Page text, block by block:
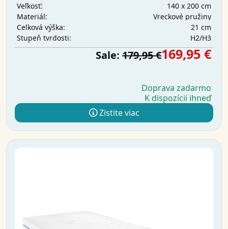
Veľkosť:
140 x 200 cm
Materiál:
Vreckové pružiny
Celková výška:
21 cm
Stupeň tvrdosti:
H2/H3
Sale: 179,95 €169,95 €
Doprava zadarmo
K dispozícii ihneď
Zistite viac